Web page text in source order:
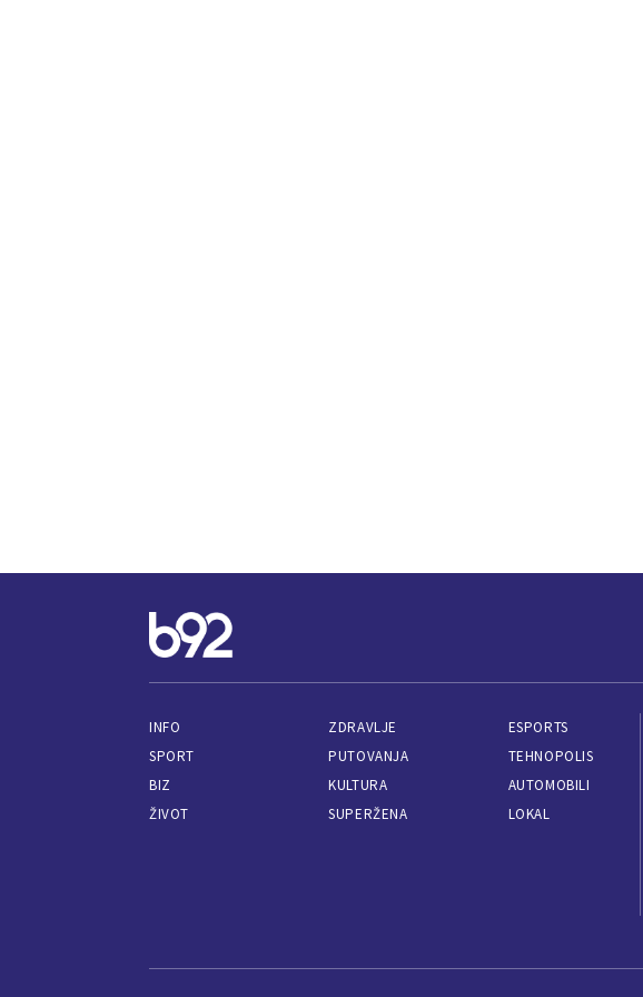
INFO
SPORT
BIZ
ŽIVOT
ZDRAVLJE
PUTOVANJA
KULTURA
SUPERŽENA
ESPORTS
TEHNOPOLIS
AUTOMOBILI
LOKAL